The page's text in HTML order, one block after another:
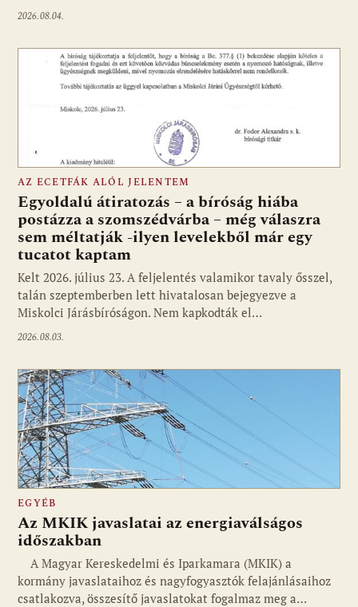
2026.08.04.
AZ ECETFÁK ALÓL JELENTEM
Egyoldalú átiratozás – a bíróság hiába
postázza a szomszédvárba – még válaszra
sem méltatják -ilyen levelekből már egy
tucatot kaptam
Kelt 2026. július 23. A feljelentés valamikor tavaly ősszel,
talán szeptemberben lett hivatalosan bejegyezve a
Miskolci Járásbíróságon. Nem kapkodták el…
2026.08.03.
EGYÉB
Az MKIK javaslatai az energiaválságos
időszakban
A Magyar Kereskedelmi és Iparkamara (MKIK) a
kormány javaslataihoz és nagyfogyasztók felajánlásaihoz
csatlakozva, összesítő javaslatokat fogalmaz meg a…